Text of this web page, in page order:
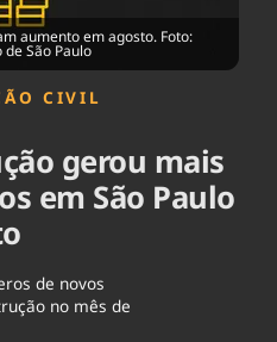
aumento em agosto. Foto:
São Paulo
CIVIL
gerou mais
em São Paulo
de novos
no mês de